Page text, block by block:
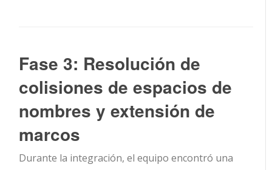
Fase 3: Resolución de
colisiones de espacios de
nombres y extensión de
marcos
Durante la integración, el equipo encontró una